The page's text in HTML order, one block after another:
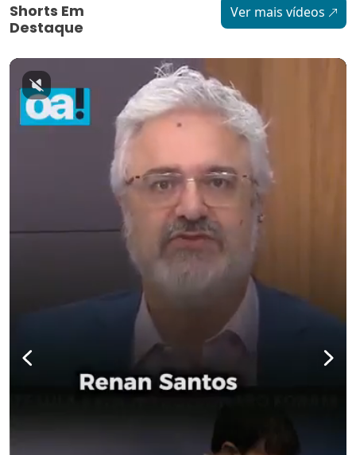
Shorts Em
Destaque
Ver mais vídeos